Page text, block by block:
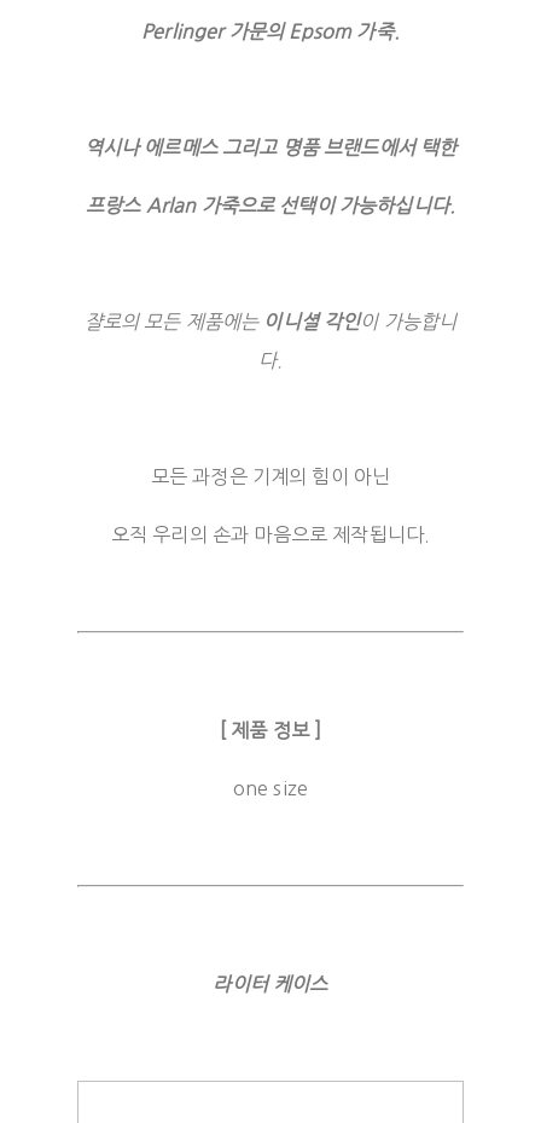
Perlinger 가문의 Epsom 가죽.
역시나 에르메스 그리고 명품 브랜드에서 택한
프랑스 Arlan 가죽으로 선택이 가능하십니다.
쟐로의 모든 제품에는 이니셜 각인이 가능합니
다.
모든 과정은 기계의 힘이 아닌
오직 우리의 손과 마음으로 제작됩니다.
[ 제품 정보 ]
one size
라이터 케이스